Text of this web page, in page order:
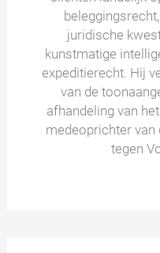
juridische
kunstmatige
expeditierecht. Hij
van de
afhandeling van
medeoprichter
tegen